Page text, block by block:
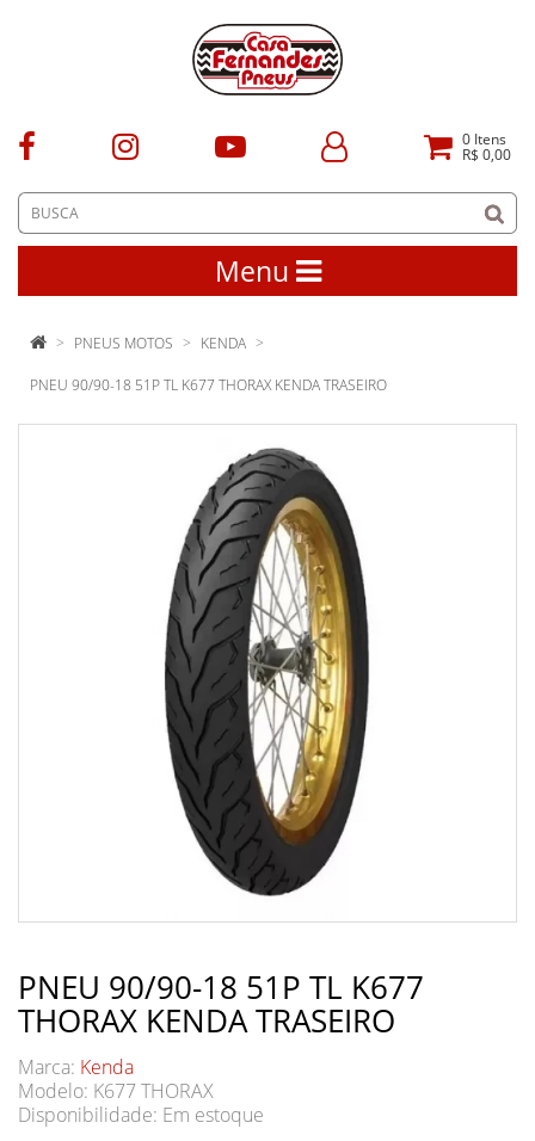
0 Itens
R$ 0,00
Menu
PNEUS MOTOS KENDA
PNEU 90/90-18 51P TL K677 THORAX KENDA TRASEIRO
PNEU 90/90-18 51P TL K677
THORAX KENDA TRASEIRO
Marca: Kenda
Modelo: K677 THORAX
Disponibilidade: Em estoque